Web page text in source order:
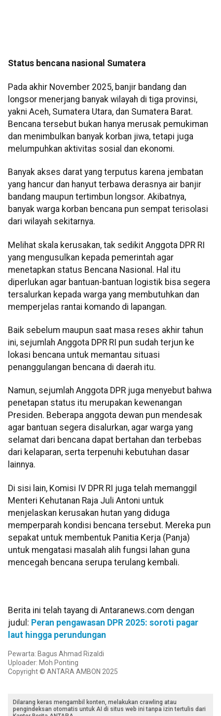
Status bencana nasional Sumatera
Pada akhir November 2025, banjir bandang dan
longsor menerjang banyak wilayah di tiga provinsi,
yakni Aceh, Sumatera Utara, dan Sumatera Barat.
Bencana tersebut bukan hanya merusak pemukiman
dan menimbulkan banyak korban jiwa, tetapi juga
melumpuhkan aktivitas sosial dan ekonomi.
Banyak akses darat yang terputus karena jembatan
yang hancur dan hanyut terbawa derasnya air banjir
bandang maupun tertimbun longsor. Akibatnya,
banyak warga korban bencana pun sempat terisolasi
dari wilayah sekitarnya.
Melihat skala kerusakan, tak sedikit Anggota DPR RI
yang mengusulkan kepada pemerintah agar
menetapkan status Bencana Nasional. Hal itu
diperlukan agar bantuan-bantuan logistik bisa segera
tersalurkan kepada warga yang membutuhkan dan
memperjelas rantai komando di lapangan.
Baik sebelum maupun saat masa reses akhir tahun
ini, sejumlah Anggota DPR RI pun sudah terjun ke
lokasi bencana untuk memantau situasi
penanggulangan bencana di daerah itu.
Namun, sejumlah Anggota DPR juga menyebut bahwa
penetapan status itu merupakan kewenangan
Presiden. Beberapa anggota dewan pun mendesak
agar bantuan segera disalurkan, agar warga yang
selamat dari bencana dapat bertahan dan terbebas
dari kelaparan, serta terpenuhi kebutuhan dasar
lainnya.
Di sisi lain, Komisi IV DPR RI juga telah memanggil
Menteri Kehutanan Raja Juli Antoni untuk
menjelaskan kerusakan hutan yang diduga
memperparah kondisi bencana tersebut. Mereka pun
sepakat untuk membentuk Panitia Kerja (Panja)
untuk mengatasi masalah alih fungsi lahan guna
mencegah bencana serupa terulang kembali.
Berita ini telah tayang di Antaranews.com dengan
judul: Peran pengawasan DPR 2025: soroti pagar
laut hingga perundungan
Pewarta: Bagus Ahmad Rizaldi
Uploader: Moh Ponting
Copyright © ANTARA AMBON 2025
Dilarang keras mengambil konten, melakukan crawling atau
pengindeksan otomatis untuk AI di situs web ini tanpa izin tertulis dari